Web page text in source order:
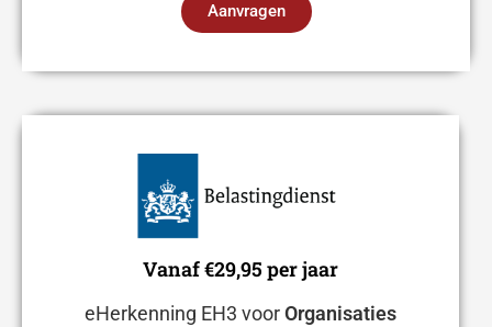
Aanvragen
Vanaf €29,95 per jaar
eHerkenning EH3 voorOrganisaties